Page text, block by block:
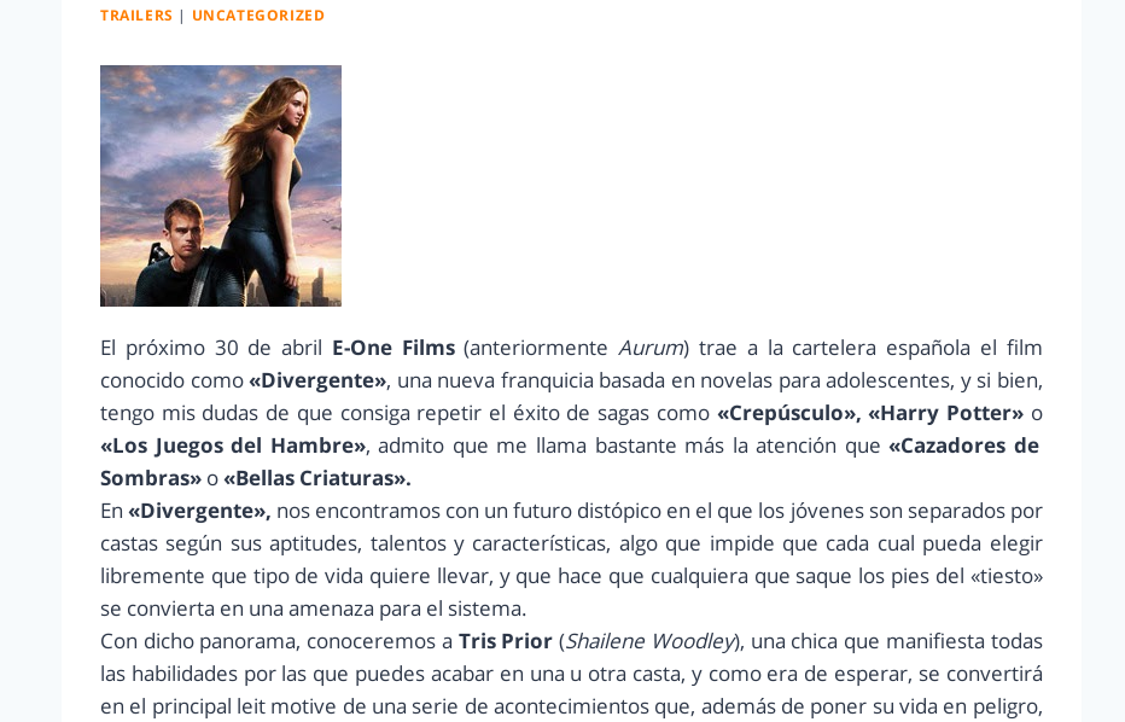
TRAILERS | UNCATEGORIZED
El próximo 30 de abril E-One Films(anteriormenteAurum) trae a la cartelera española el film
conocido como«Divergente», una nueva franquicia basada en novelas para adolescentes, y si bien,
tengo mis dudas de que consiga repetir el éxito de sagas como«Crepúsculo», «Harry Potter» o
«Los Juegos del Hambre», admito que me llama bastante más la atención que «Cazadores de
Sombras» o«Bellas Criaturas».
En«Divergente», nos encontramos con un futuro distópico en el que los jóvenes son separados por
castas según sus aptitudes, talentos y características, algo que impide que cada cual pueda elegir
libremente que tipo de vida quiere llevar, y que hace que cualquiera que saque los pies del «tiesto»
se convierta en una amenaza para el sistema.
Con dicho panorama, conoceremos a Tris Prior(Shailene Woodley), una chica que manifiesta todas
las habilidades por las que puedes acabar en una u otra casta, y como era de esperar, se convertirá
en el principal leit motive de una serie de acontecimientos que, además de poner su vida en peligro,